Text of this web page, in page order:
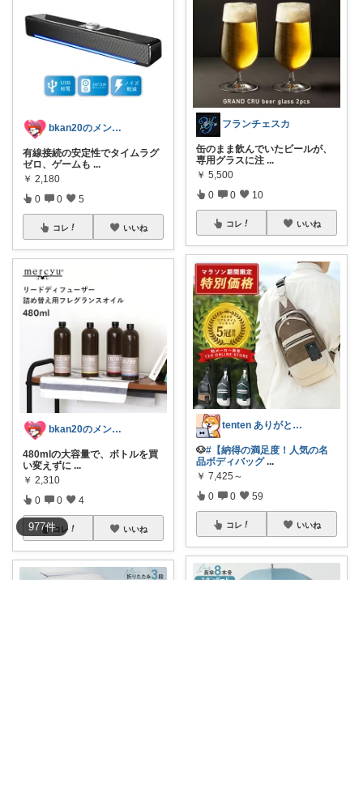
977件
bkan20のメンズライフ応援ROOM
有線接続の安定性でタイムラグ
ゼロ、ゲームも ...
￥ 2,180
0 0 5
コレ いいね
bkan20のメンズライフ応援ROOM
480mlの大容量で、ボトルを買
い変えずに ...
￥ 2,310
0 0 4
コレ いいね
フランチェスカ
缶のまま飲んでいたビールが、
専用グラスに注 ...
￥ 5,500
0 0 10
コレ いいね
tenten ありがとうございます。😃
🐶#【納得の満足度！人気の名
品ボディバッグ ...
￥ 7,425～
0 0 59
コレ いいね